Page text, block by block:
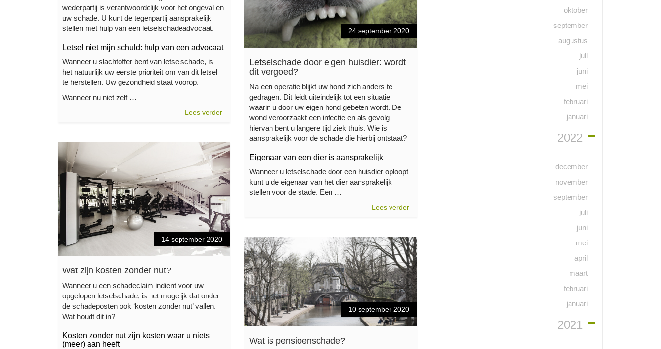
wederpartij is verantwoordelijk voor het ongeval en
uw schade. U kunt de tegenpartij aansprakelijk
stellen met hulp van een letselschadeadvocaat.
Letsel niet mijn schuld: hulp van een advocaat
Wanneer u slachtoffer bent van letselschade, is
het natuurlijk uw eerste prioriteit om van dit letsel
te herstellen. Uw gezondheid staat voorop.
Wanneer nu niet zelf …
Lees verder
24 september 2020
Letselschade door eigen huisdier: wordt
dit vergoed?
Na een operatie blijkt uw hond zich anders te
gedragen. Dit leidt uiteindelijk tot een situatie
waarin u door uw eigen hond gebeten wordt. De
wond veroorzaakt een infectie en als gevolg
hiervan bent u langere tijd ziek thuis. Wie is
aansprakelijk voor de schade die hierbij ontstaat?
Eigenaar van een dier is aansprakelijk
Wanneer u letselschade door een huisdier oploopt
kunt u de eigenaar van het dier aansprakelijk
stellen voor de stade. Een …
Lees verder
14 september 2020
Wat zijn kosten zonder nut?
Wanneer u een schadeclaim indient voor uw
opgelopen letselschade, is het mogelijk dat onder
de schadeposten ook ‘kosten zonder nut’ vallen.
Wat houdt dit in?
Kosten zonder nut zijn kosten waar u niets
(meer) aan heeft
10 september 2020
Wat is pensioenschade?
oktober
september
augustus
juli
juni
mei
februari
januari
2022
december
november
september
juli
juni
mei
april
maart
februari
januari
2021